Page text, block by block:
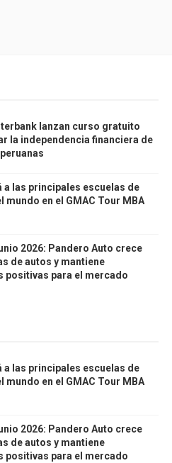
lanzan curso gratuito
la independencia financiera de
a las principales escuelas de
mundo en el GMAC Tour MBA
2026: Pandero Auto crece
de autos y mantiene
positivas para el mercado
a las principales escuelas de
mundo en el GMAC Tour MBA
2026: Pandero Auto crece
de autos y mantiene
positivas para el mercado